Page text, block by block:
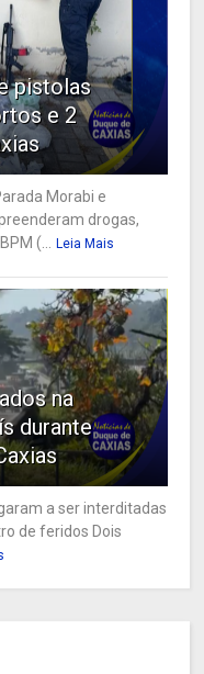
pistolas
e 2
Morabi e
drogas,
(...
Leia Mais
na
durante
a ser interditadas
de feridos Dois